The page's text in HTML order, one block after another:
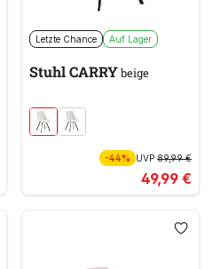
Letzte Chance Auf Lager
Stuhl CARRYbeige
-44% UVP89,99 €
49,99 €